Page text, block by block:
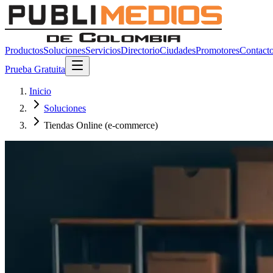
ProductosSolucionesServiciosDirectorioCiudadesPromotores
Prueba Gratuita
Inicio
Soluciones
Tiendas Online (e-commerce)